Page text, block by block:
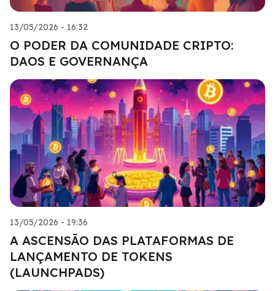
13/05/2026 - 16:32
O PODER DA COMUNIDADE CRIPTO:
DAOS E GOVERNANÇA
13/05/2026 - 19:36
A ASCENSÃO DAS PLATAFORMAS DE
LANÇAMENTO DE TOKENS
(LAUNCHPADS)